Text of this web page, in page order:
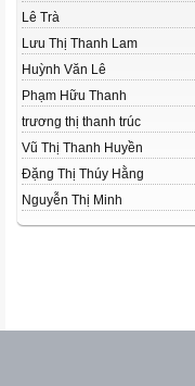
Lê Trà
Lưu Thị Thanh Lam
Huỳnh Văn Lê
Phạm Hữu Thanh
trương thị thanh trúc
Vũ Thị Thanh Huyền
Đặng Thị Thúy Hằng
Nguyễn Thị Minh